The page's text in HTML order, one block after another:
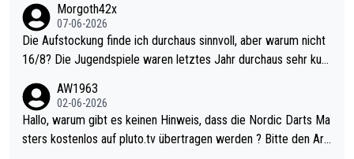
Morgoth42x
07-06-2026
Die Aufstockung finde ich durchaus sinnvoll, aber warum nicht
16/8? Die Jugendspiele waren letztes Jahr durchaus sehr kurz
Allerdings ist Mitchell Lawrie als Nummer 1 der Welt eh qualifi
ziert. Somit ändert die automatische Qualifikation des Weltmei
sters erstmal nichts. Ich denke sie wollen damit für nächstes J
AW1963
02-06-2026
Hallo, warum gibt es keinen Hinweis, dass die Nordic Darts Ma
sters kostenlos auf pluto.tv übertragen werden ? Bitte den Arti